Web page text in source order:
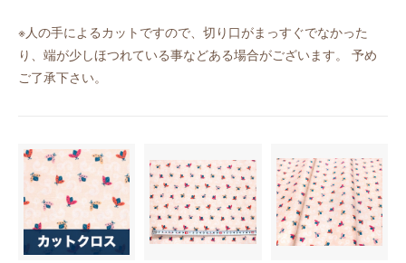
※人の手によるカットですので、切り口がまっすぐでなかった
り、端が少しほつれている事などある場合がございます。 予め
ご了承下さい。